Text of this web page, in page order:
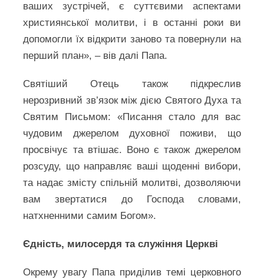
ваших зустрічей, є суттєвими аспектами
християнської молитви, і в останні роки ви
допомогли їх відкрити заново та повернули на
перший план», – вів далі Папа.
Святіший Отець також підкреслив
нерозривний зв’язок між дією Святого Духа та
Святим Письмом: «Писання стало для вас
чудовим джерелом духовної поживи, що
просвічує та втішає. Воно є також джерелом
розсуду, що направляє ваші щоденні вибори,
та надає змісту спільній молитві, дозволяючи
вам звертатися до Господа словами,
натхненними самим Богом».
Єдність, милосердя та служіння Церкві
Окрему увагу Папа приділив темі церковного